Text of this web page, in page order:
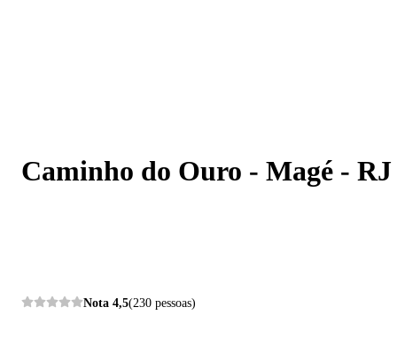
Caminho do Ouro - Magé - RJ
Nota 4,5(230 pessoas)